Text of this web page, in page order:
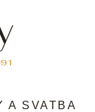
A SVATBA